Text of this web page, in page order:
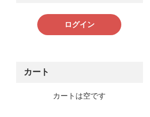
ログイン
カート
カートは空です